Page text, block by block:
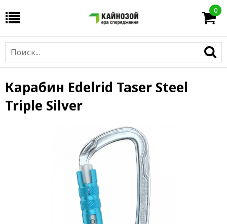
0
Карабин Edelrid Taser Steel
Triple Silver